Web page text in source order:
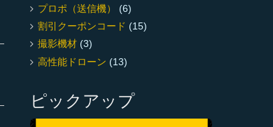
プロポ（送信機）
(6)
割引クーポンコード (15)
撮影機材(3)
高性能ドローン (13)
ピックアップ